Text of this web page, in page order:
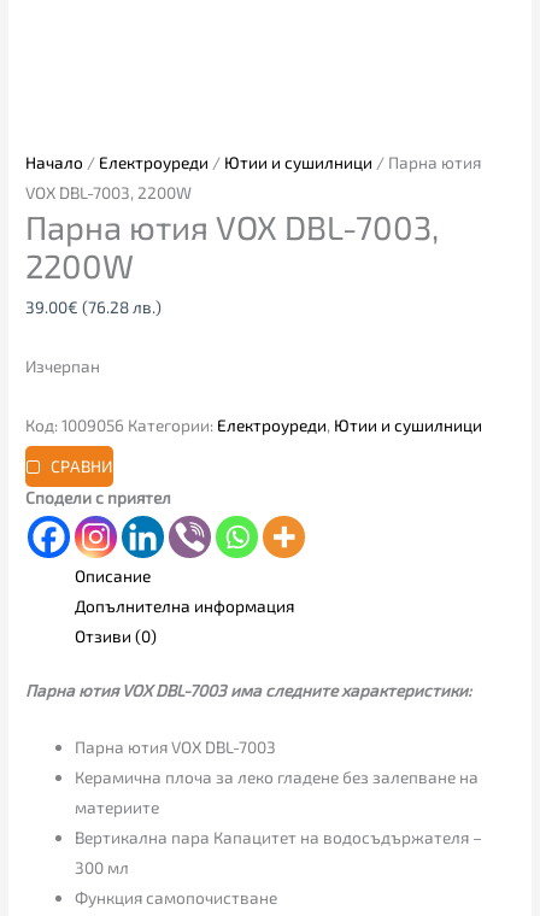
Начало / Електроуреди / Ютии и сушилници / Парна ютия
VOX DBL-7003, 2200W
Парна ютия VOX DBL-7003,
2200W
39.00€ (76.28 лв.)
Изчерпан
Код:1009056 Категории: Електроуреди, Ютии и сушилници
СРАВНИ
Сподели с приятел
Описание
Допълнителна информация
Отзиви (0)
Парна ютия VOX DBL-7003 има следните характеристики:
Парна ютия VOX DBL-7003
Керамична плоча за леко гладене без залепване на
материите
Вертикална пара Капацитет на водосъдържателя –
300 мл
Функция самопочистване